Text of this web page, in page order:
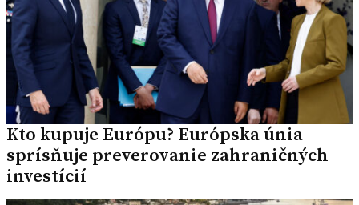
Kto kupuje Európu? Európska únia
sprísňuje preverovanie zahraničných
investícií